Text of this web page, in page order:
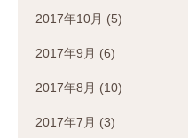
2017年10月 (5)
2017年9月 (6)
2017年8月 (10)
2017年7月 (3)